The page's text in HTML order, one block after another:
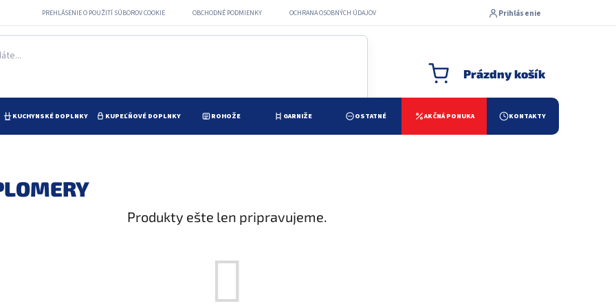
PREHLÁSENIE O POUŽITÍ SÚBOROV COOKIE OBCHODNÉ PODMIENKY OCHRANA OSOBNÝCH ÚDAJOV Prihlásenie
NÁKUPNÝ KOŠÍK
Prázdny košík
KUCHYNSKÉ DOPLNKY KUPEĽŇOVÉ DOPLNKY ROHOŽE GARNIŽE OSTATNÉ AKČNÁ PONUKA KONTAKTY
Produkty ešte len pripravujeme.